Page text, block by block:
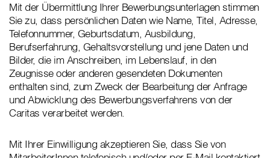
Mit der Übermittlung Ihrer Bewerbungsunterlagen stimmen
Sie zu, dass persönlichen Daten wie Name, Titel, Adresse,
Telefonnummer, Geburtsdatum, Ausbildung,
Berufserfahrung, Gehaltsvorstellung und jene Daten und
Bilder, die im Anschreiben, im Lebenslauf, in den
Zeugnisse oder anderen gesendeten Dokumenten
enthalten sind, zum Zweck der Bearbeitung der Anfrage
und Abwicklung des Bewerbungsverfahrens von der
Caritas verarbeitet werden.
Mit Ihrer Einwilligung akzeptieren Sie, dass Sie von